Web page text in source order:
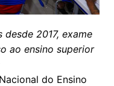
2017, exame
ao ensino superior
do Ensino